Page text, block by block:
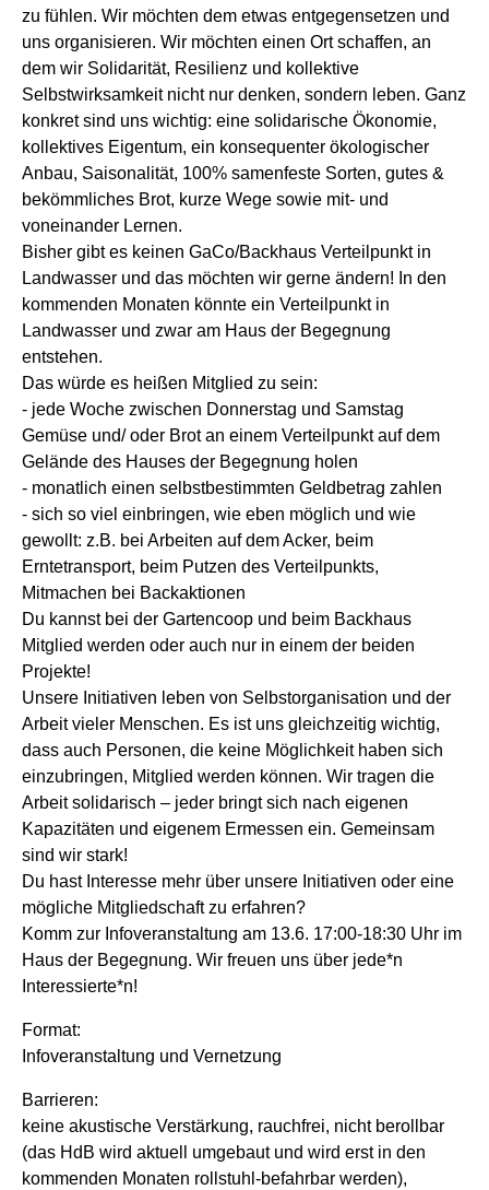
zu fühlen. Wir möchten dem etwas entgegensetzen und
uns organisieren. Wir möchten einen Ort schaffen, an
dem wir Solidarität, Resilienz und kollektive
Selbstwirksamkeit nicht nur denken, sondern leben. Ganz
konkret sind uns wichtig: eine solidarische Ökonomie,
kollektives Eigentum, ein konsequenter ökologischer
Anbau, Saisonalität, 100% samenfeste Sorten, gutes &
bekömmliches Brot, kurze Wege sowie mit- und
voneinander Lernen.
Bisher gibt es keinen GaCo/Backhaus Verteilpunkt in
Landwasser und das möchten wir gerne ändern! In den
kommenden Monaten könnte ein Verteilpunkt in
Landwasser und zwar am Haus der Begegnung
entstehen.
Das würde es heißen Mitglied zu sein:
- jede Woche zwischen Donnerstag und Samstag
Gemüse und/ oder Brot an einem Verteilpunkt auf dem
Gelände des Hauses der Begegnung holen
- monatlich einen selbstbestimmten Geldbetrag zahlen
- sich so viel einbringen, wie eben möglich und wie
gewollt: z.B. bei Arbeiten auf dem Acker, beim
Erntetransport, beim Putzen des Verteilpunkts,
Mitmachen bei Backaktionen
Du kannst bei der Gartencoop und beim Backhaus
Mitglied werden oder auch nur in einem der beiden
Projekte!
Unsere Initiativen leben von Selbstorganisation und der
Arbeit vieler Menschen. Es ist uns gleichzeitig wichtig,
dass auch Personen, die keine Möglichkeit haben sich
einzubringen, Mitglied werden können. Wir tragen die
Arbeit solidarisch – jeder bringt sich nach eigenen
Kapazitäten und eigenem Ermessen ein. Gemeinsam
sind wir stark!
Du hast Interesse mehr über unsere Initiativen oder eine
mögliche Mitgliedschaft zu erfahren?
Komm zur Infoveranstaltung am 13.6. 17:00-18:30 Uhr im
Haus der Begegnung. Wir freuen uns über jede*n
Interessierte*n!
Format:
Infoveranstaltung und Vernetzung
Barrieren:
keine akustische Verstärkung, rauchfrei, nicht berollbar
(das HdB wird aktuell umgebaut und wird erst in den
kommenden Monaten rollstuhl-befahrbar werden),